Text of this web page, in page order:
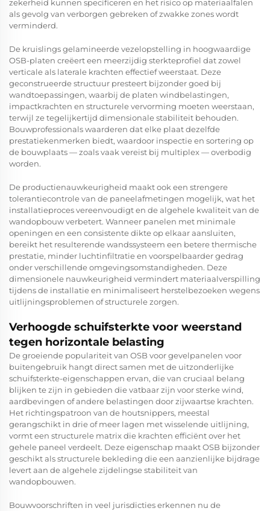
zekerheid kunnen specificeren en het risico op materiaalfalen
als gevolg van verborgen gebreken of zwakke zones wordt
verminderd.
De kruislings gelamineerde vezelopstelling in hoogwaardige
OSB-platen creëert een meerzijdig sterkteprofiel dat zowel
verticale als laterale krachten effectief weerstaat. Deze
geconstrueerde structuur presteert bijzonder goed bij
wandtoepassingen, waarbij de platen windbelastingen,
impactkrachten en structurele vervorming moeten weerstaan,
terwijl ze tegelijkertijd dimensionale stabiliteit behouden.
Bouwprofessionals waarderen dat elke plaat dezelfde
prestatiekenmerken biedt, waardoor inspectie en sortering op
de bouwplaats — zoals vaak vereist bij multiplex — overbodig
worden.
De productienauwkeurigheid maakt ook een strengere
tolerantiecontrole van de paneelafmetingen mogelijk, wat het
installatieproces vereenvoudigt en de algehele kwaliteit van de
wandopbouw verbetert. Wanneer panelen met minimale
openingen en een consistente dikte op elkaar aansluiten,
bereikt het resulterende wandssysteem een betere thermische
prestatie, minder luchtinfiltratie en voorspelbaarder gedrag
onder verschillende omgevingsomstandigheden. Deze
dimensionele nauwkeurigheid vermindert materiaalverspilling
tijdens de installatie en minimaliseert herstelbezoeken wegens
uitlijningsproblemen of structurele zorgen.
Verhoogde schuifsterkte voor weerstand
tegen horizontale belasting
De groeiende populariteit van OSB voor gevelpanelen voor
buitengebruik hangt direct samen met de uitzonderlijke
schuifsterkte-eigenschappen ervan, die van cruciaal belang
blijken te zijn in gebieden die vatbaar zijn voor sterke wind,
aardbevingen of andere belastingen door zijwaartse krachten.
Het richtingspatroon van de houtsnippers, meestal
gerangschikt in drie of meer lagen met wisselende uitlijning,
vormt een structurele matrix die krachten efficiënt over het
gehele paneel verdeelt. Deze eigenschap maakt OSB bijzonder
geschikt als structurele bekleding die een aanzienlijke bijdrage
levert aan de algehele zijdelingse stabiliteit van
wandopbouwen.
Bouwvoorschriften in veel jurisdicties erkennen nu de